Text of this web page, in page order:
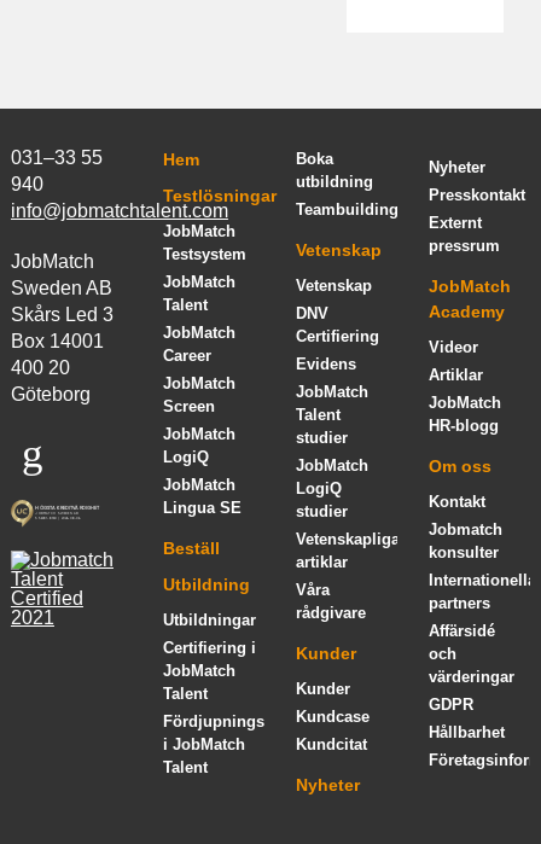
031–33 55
940
info@jobmatchtalent.com
JobMatch
Sweden AB
Skårs Led 3
Box 14001
400 20
Göteborg
Hem
Testlösningar
JobMatch
Testsystem
JobMatch
Talent
JobMatch
Career
JobMatch
Screen
JobMatch
LogiQ
JobMatch
Lingua SE
Beställ
Utbildning
Utbildningar
Certifiering i
JobMatch
Talent
Fördjupningskurs
i JobMatch
Talent
Boka
utbildning
Teambuilding
Vetenskap
Vetenskap
DNV
Certifiering
Evidens
JobMatch
Talent
studier
JobMatch
LogiQ
studier
Vetenskapliga
artiklar
Våra
rådgivare
Kunder
Kunder
Kundcase
Kundcitat
Nyheter
Nyheter
Presskontakt
Externt
pressrum
JobMatch
Academy
Videor
Artiklar
JobMatch
HR-blogg
Om oss
Kontakt
Jobmatch
konsulter
Internationella
partners
Affärsidé
och
värderingar
GDPR
Hållbarhet